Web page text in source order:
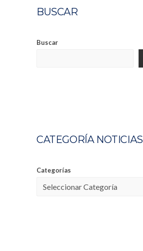
BUSCAR
Buscar
CATEGORÍA NOTICIAS
Categorías